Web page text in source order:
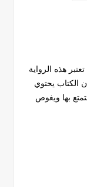
هذه الرواية
الكتاب يحتوي
بها ويغوص